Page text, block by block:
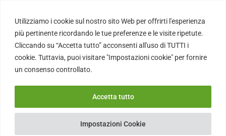
Utilizziamo i cookie sul nostro sito Web per offrirti l'esperienza
più pertinente ricordando le tue preferenze e le visite ripetute.
Cliccando su “Accetta tutto” acconsenti all'uso di TUTTI i
cookie. Tuttavia, puoi visitare "Impostazioni cookie" per fornire
un consenso controllato.
Impostazioni Cookie
Accetta tutto
Listings
This user does not have any listings.